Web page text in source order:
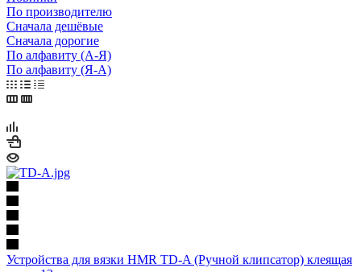
По производителю
Сначала дешёвые
Сначала дорогие
По алфавиту (А-Я)
По алфавиту (Я-А)
Устройства для вязки HMR TD-A (Ручной клипсатор) клеящая